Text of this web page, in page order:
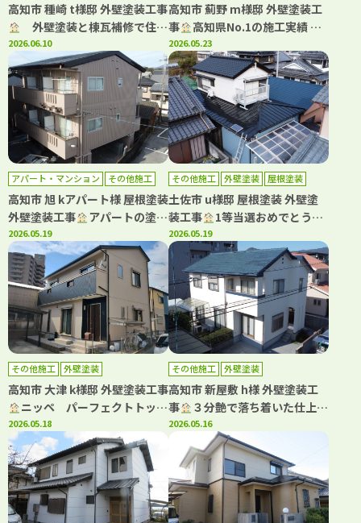
高知市 種崎 t様邸 外壁塗装工事
外壁塗装と棟瓦補修で住ま
いを長寿命化！
2026.06.10
高知市 薊野 m様邸 外壁塗装工
事
高知県No.1の施工実績 WB
アート多彩仕上工法で新築のよ
うな仕上がり！
2026.05.23
アパート・マンション
その他施工
外壁塗装
屋根塗装 防水工事
高知市 旭 kアパート様 屋根塗装
外壁塗装工事
アパートの塗
装・防水工事もおまかせ(^^)
2026.05.19
その他施工 外壁塗装 屋根塗装
土佐市 u様邸 屋根塗装 外壁塗
装工事
1等当選おめでとうご
ざいます
2026.05.19
その他施工 外壁塗装
高知市 大津 k様邸 外壁塗装工事
ニッペ パーフェクトトップ
Si 3分艶で落ち着いた仕上がり
(^^♪
2026.05.18
その他施工 外壁塗装
高知市 新屋敷 h様 外壁塗装工
事
３分艶で落ち着いた仕上が
りに(^^)
2026.05.16